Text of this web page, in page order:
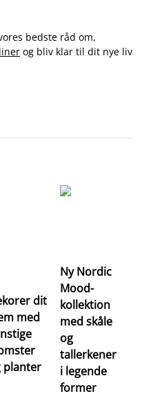
bedste råd om,
og bliv klar til dit nye liv
dit
med
planter
Ny Nordic
Mood-
kollektion
med skåle
og
tallerkener
i legende
former